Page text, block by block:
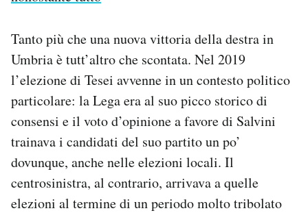
Tanto più che una nuova vittoria della destra in
Umbria è tutt’altro che scontata. Nel 2019
l’elezione di Tesei avvenne in un contesto politico
particolare: la Lega era al suo picco storico di
consensi e il voto d’opinione a favore di Salvini
trainava i candidati del suo partito un po’
dovunque, anche nelle elezioni locali. Il
centrosinistra, al contrario, arrivava a quelle
elezioni al termine di un periodo molto tribolato